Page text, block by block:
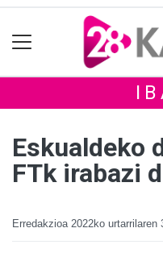
Eskualdeko
FTk irabazi
Erredakzioa 2022ko urtarrilaren